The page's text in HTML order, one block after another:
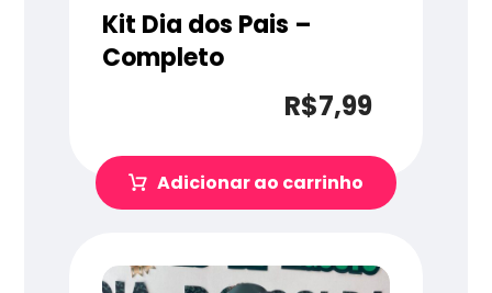
Kit Dia dos Pais –
Completo
R$7,99
Adicionar ao carrinho